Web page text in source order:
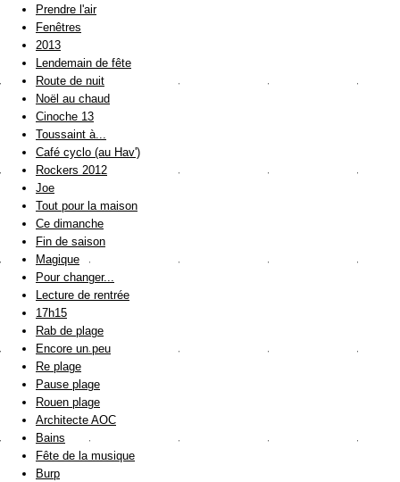
Prendre l'air
Fenêtres
2013
Lendemain de fête
Route de nuit
Noël au chaud
Cinoche 13
Toussaint à...
Café cyclo (au Hav')
Rockers 2012
Joe
Tout pour la maison
Ce dimanche
Fin de saison
Magique
Pour changer...
Lecture de rentrée
17h15
Rab de plage
Encore un peu
Re plage
Pause plage
Rouen plage
Architecte AOC
Bains
Fête de la musique
Burp